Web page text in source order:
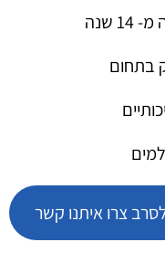
שנה
בתחום
צרו איתנו קשר